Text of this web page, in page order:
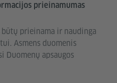
prieinamumas
prieinama ir naudinga
Asmens duomenis
Duomenų apsaugos